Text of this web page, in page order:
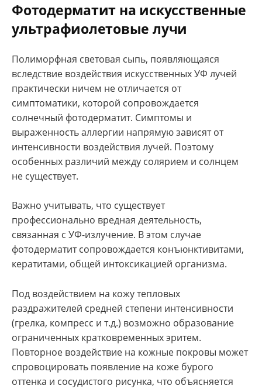
Фотодерматит на искусственные
ультрафиолетовые лучи
Полиморфная световая сыпь, появляющаяся
вследствие воздействия искусственных УФ лучей
практически ничем не отличается от
симптоматики, которой сопровождается
солнечный фотодерматит. Симптомы и
выраженность аллергии напрямую зависят от
интенсивности воздействия лучей. Поэтому
особенных различий между солярием и солнцем
не существует.
Важно учитывать, что существует
профессионально вредная деятельность,
связанная с УФ-излучение. В этом случае
фотодерматит сопровождается конъюнктивитами,
кератитами, общей интоксикацией организма.
Под воздействием на кожу тепловых
раздражителей средней степени интенсивности
(грелка, компресс и т.д.) возможно образование
ограниченных кратковременных эритем.
Повторное воздействие на кожные покровы может
спровоцировать появление на коже бурого
оттенка и сосудистого рисунка, что объясняется